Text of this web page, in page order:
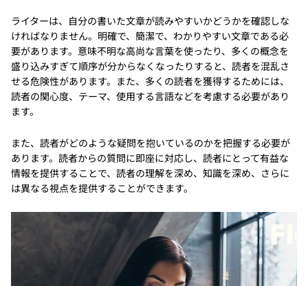
ライターは、自分の書いた文章が読みやすいかどうかを確認しな
ければなりません。明確で、簡潔で、わかりやすい文章である必
要があります。意味不明な高尚な言葉を使ったり、多くの概念を
盛り込みすぎて順序が分からなくなったりすると、読者を混乱さ
せる危険性があります。また、多くの読者を獲得するためには、
読者の関心度、テーマ、使用する言語などを考慮する必要があり
ます。
また、読者がどのような疑問を抱いているのかを把握する必要が
あります。読者からの質問に即座に対応し、読者にとって有益な
情報を提供することで、読者の理解を深め、知識を深め、さらに
は異なる視点を提供することができます。